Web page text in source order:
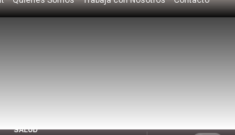
SALUD